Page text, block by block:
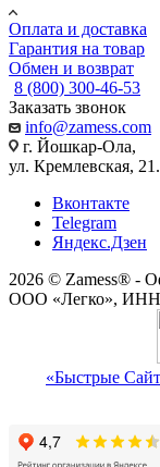
Оплата и доставка
Гарантия на товар
Обмен и возврат
8 (800) 300-46-53
Заказать звонок
info@zamess.com
г. Йошкар-Ола,
ул. Кремлевская, 21.
Вконтакте
Telegram
Яндекс.Дзен
2026 © Zamess® -
ООО «Легко», ИНН
«Быстрые